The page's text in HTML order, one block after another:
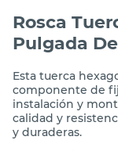
Rosca
Pulgada
Esta tuerca
componente de
instalación y
calidad y
y duraderas.